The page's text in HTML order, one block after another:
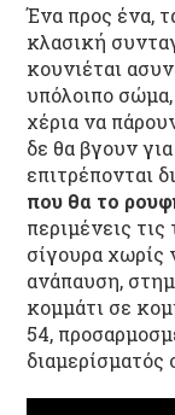
Ένα προς ένα,
κλασική
κουνιέται
υπόλοιπο σώμα,
χέρια να
δε θα βγουν
επιτρέπονται
που θα το
περιμένεις
σίγουρα χωρίς
ανάπαυση,
κομμάτι σε
54,
διαμερίσματός